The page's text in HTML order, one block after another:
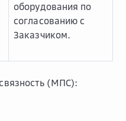
оборудования по
согласованию с
Заказчиком.
(МПС):